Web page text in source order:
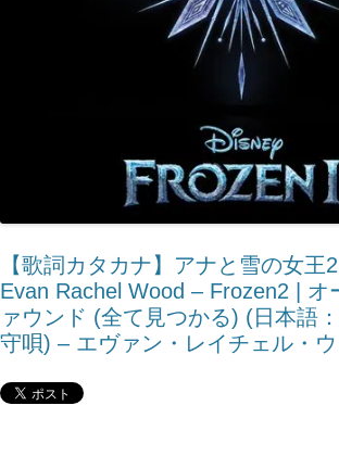
【歌詞カタカナ】アナと雪の女王
Evan Rachel Wood – Frozen2 | オ
ァウンド (全て見つかる) (日本語
守唄) – エヴァン・レイチェル・